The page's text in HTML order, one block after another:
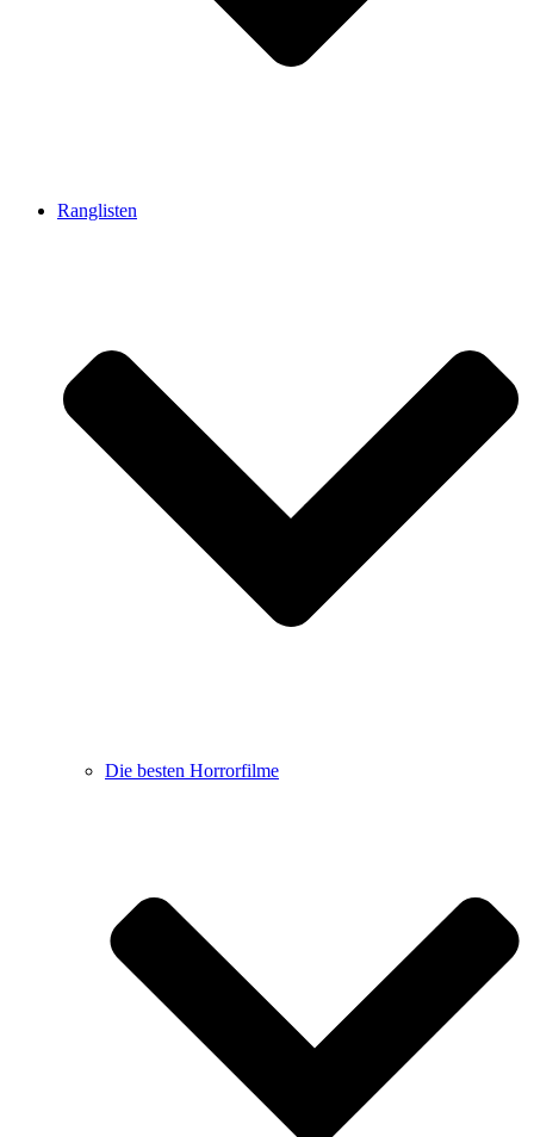
Ranglisten
Die besten Horrorfilme